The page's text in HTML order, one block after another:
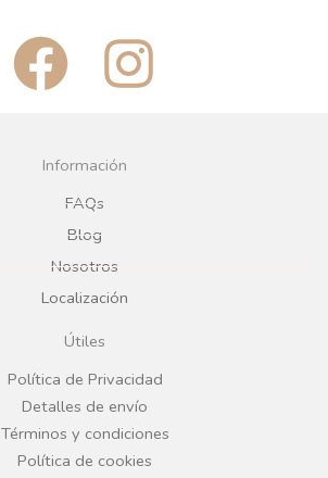
F
a
c
e
b
o
o
k
I
n
g
r
a
Información
FAQs
Blog
Nosotros
Localización
Útiles
Política de Privacidad
Detalles de envío
Términos y condiciones
Política de cookies